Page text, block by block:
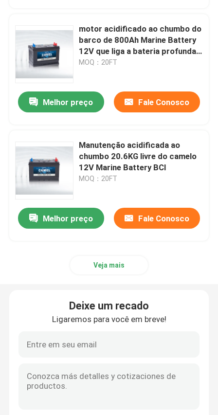
Casa
Produtos
motor acidificado ao chumbo do
barco de 800Ah Marine Battery
12V que liga a bateria profunda
do ciclo para ligar o barco
MOQ：20FT
Melhor preço Fale Conosco
Manutenção acidificada ao
chumbo 20.6KG livre do camelo
12V Marine Battery BCI
MOQ：20FT
Melhor preço Fale Conosco
Veja mais
Deixe um recado
Ligaremos para você em breve!